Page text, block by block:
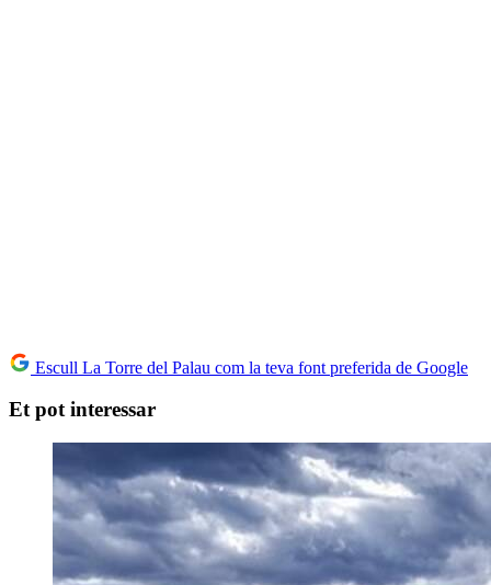
Escull La Torre del Palau com la teva font preferida de Google
Et pot interessar